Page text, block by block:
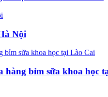
Nội
hàng bỉm sữa khoa học